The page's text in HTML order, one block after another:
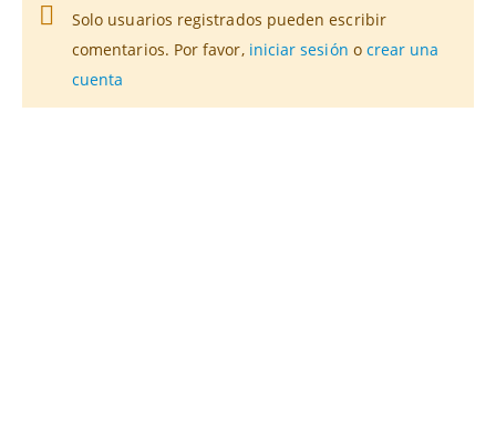
Solo usuarios registrados pueden escribir
comentarios. Por favor, iniciar sesión o crear una
cuenta